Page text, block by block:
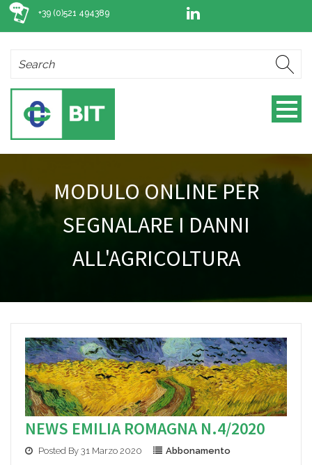
+39 (0)521 494389
MODULO ONLINE PER
SEGNALARE I DANNI
ALL'AGRICOLTURA
NEWS EMILIA ROMAGNA N.4/2020
Posted By 31 Marzo 2020 Abbonamento